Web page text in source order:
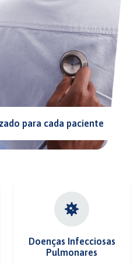
para cada paciente
Doenças Infecciosas
Pulmonares